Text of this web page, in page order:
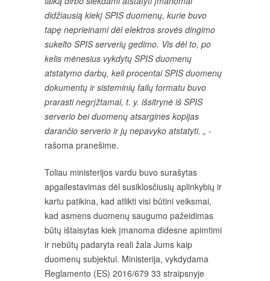
didžiausią kiekį SPIS duomenų, kurie buvo
tapę neprieinami dėl elektros srovės dingimo
sukelto SPIS serverių gedimo. Vis dėl to, po
kelis mėnesius vykdytų SPIS duomenų
atstatymo darbų, keli procentai SPIS duomenų
dokumentų ir sisteminių failų formatu buvo
prarasti negrįžtamai, t. y. išsitrynė iš SPIS
serverio bei duomenų atsargines kopijas
darančio serverio ir jų nepavyko atstatyti. „ -
rašoma pranešime.
Toliau ministerijos vardu buvo surašytas
apgailestavimas dėl susiklosčiusių aplinkybių ir
kartu patikina, kad atlikti visi būtini veiksmai,
kad asmens duomenų saugumo pažeidimas
būtų ištaisytas kiek įmanoma didesne apimtimi
ir nebūtų padaryta reali žala Jums kaip
duomenų subjektui. Ministerija, vykdydama
Reglamento (ES) 2016/679 33 straipsnyje